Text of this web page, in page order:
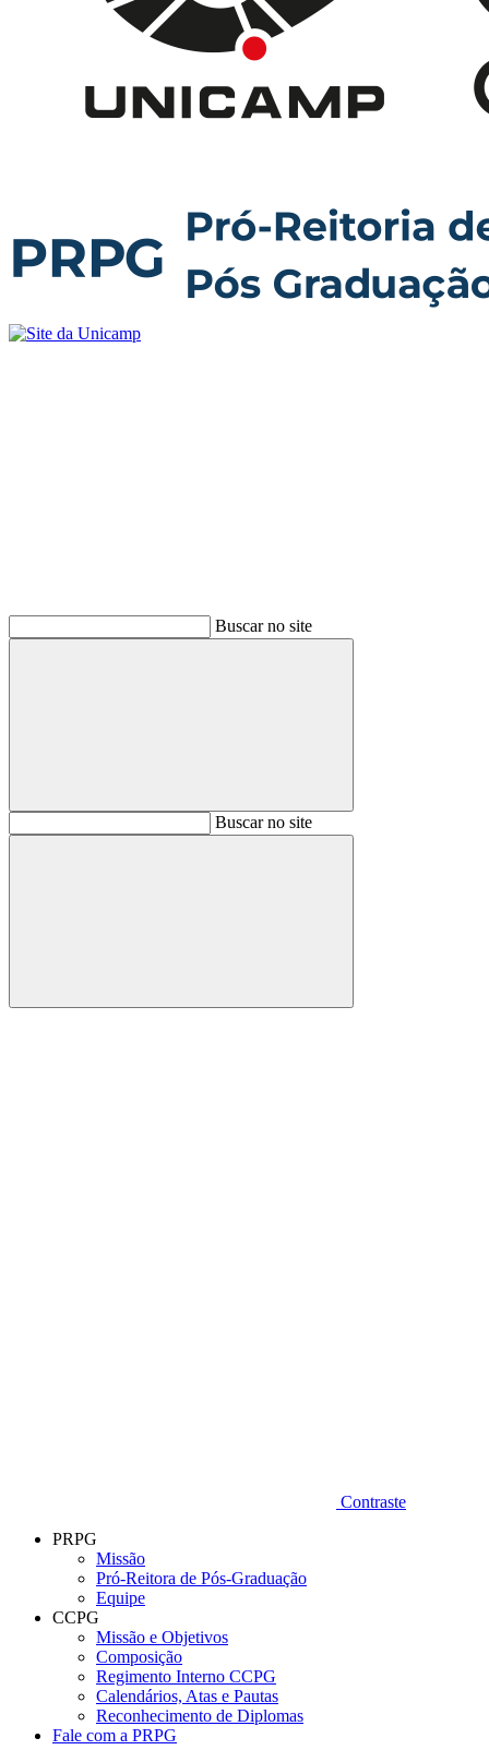
Buscar no site
BuscarBuscar no site
Buscar
Contraste
PRPG
Missão
Pró-Reitora de Pós-Graduação
Equipe
CCPG
Missão e Objetivos
Composição
Regimento Interno CCPG
Calendários, Atas e Pautas
Reconhecimento de Diplomas
Fale com a PRPG